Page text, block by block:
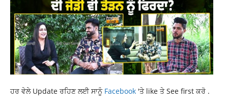
ਹਰ ਵੇਲੇ Update ਰਹਿਣ ਲਈ ਸਾਨੂੰ Facebook 'ਤੇ like ਤੇ See first ਕਰੋ .